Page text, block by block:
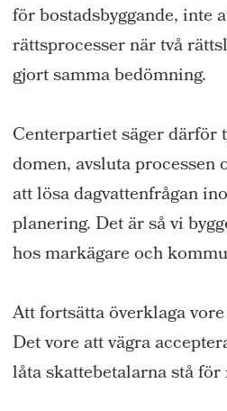
för bostadsbyggande, inte
rättsprocesser när två
gjort samma bedömning.
Centerpartiet säger därför
domen, avsluta processen
att lösa dagvattenfrågan
planering. Det är så vi
hos markägare och
Att fortsätta överklaga
Det vore att vägra
låta skattebetalarna stå för